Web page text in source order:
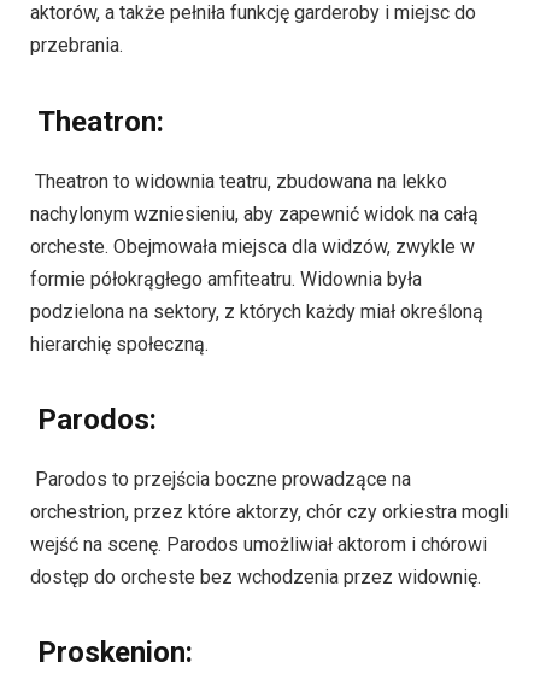
aktorów, a także pełniła funkcję garderoby i miejsc do
przebrania.
Theatron:
Theatron to widownia teatru, zbudowana na lekko
nachylonym wzniesieniu, aby zapewnić widok na całą
orcheste. Obejmowała miejsca dla widzów, zwykle w
formie półokrągłego amfiteatru. Widownia była
podzielona na sektory, z których każdy miał określoną
hierarchię społeczną.
Parodos:
Parodos to przejścia boczne prowadzące na
orchestrion, przez które aktorzy, chór czy orkiestra mogli
wejść na scenę. Parodos umożliwiał aktorom i chórowi
dostęp do orcheste bez wchodzenia przez widownię.
Proskenion: